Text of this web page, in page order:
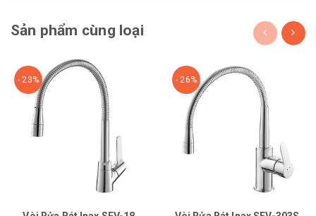
Sản phẩm cùng loại
- 23% - 26%